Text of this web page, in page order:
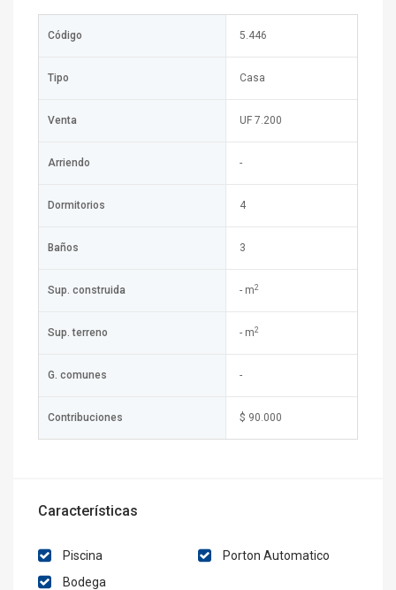
Código 5.446
Tipo Casa
Venta UF 7.200
Arriendo -
Dormitorios 4
Baños 3
Sup. construida - m2
Sup. terreno - m2
G. comunes -
Contribuciones $ 90.000
Características
Piscina
Porton Automatico
Bodega